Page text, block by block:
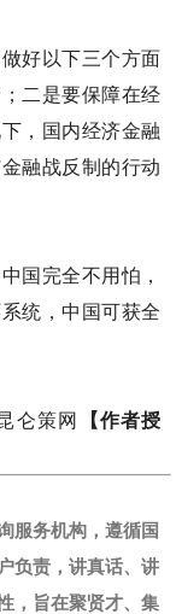
好以下三个方面
二是要保障在经
，国内经济金融
融战反制的行动
国完全不用怕，
统，中国可获全
仑策网
【作者授
服务机构，遵循国
负责，讲真话、讲
，旨在聚贤才、集